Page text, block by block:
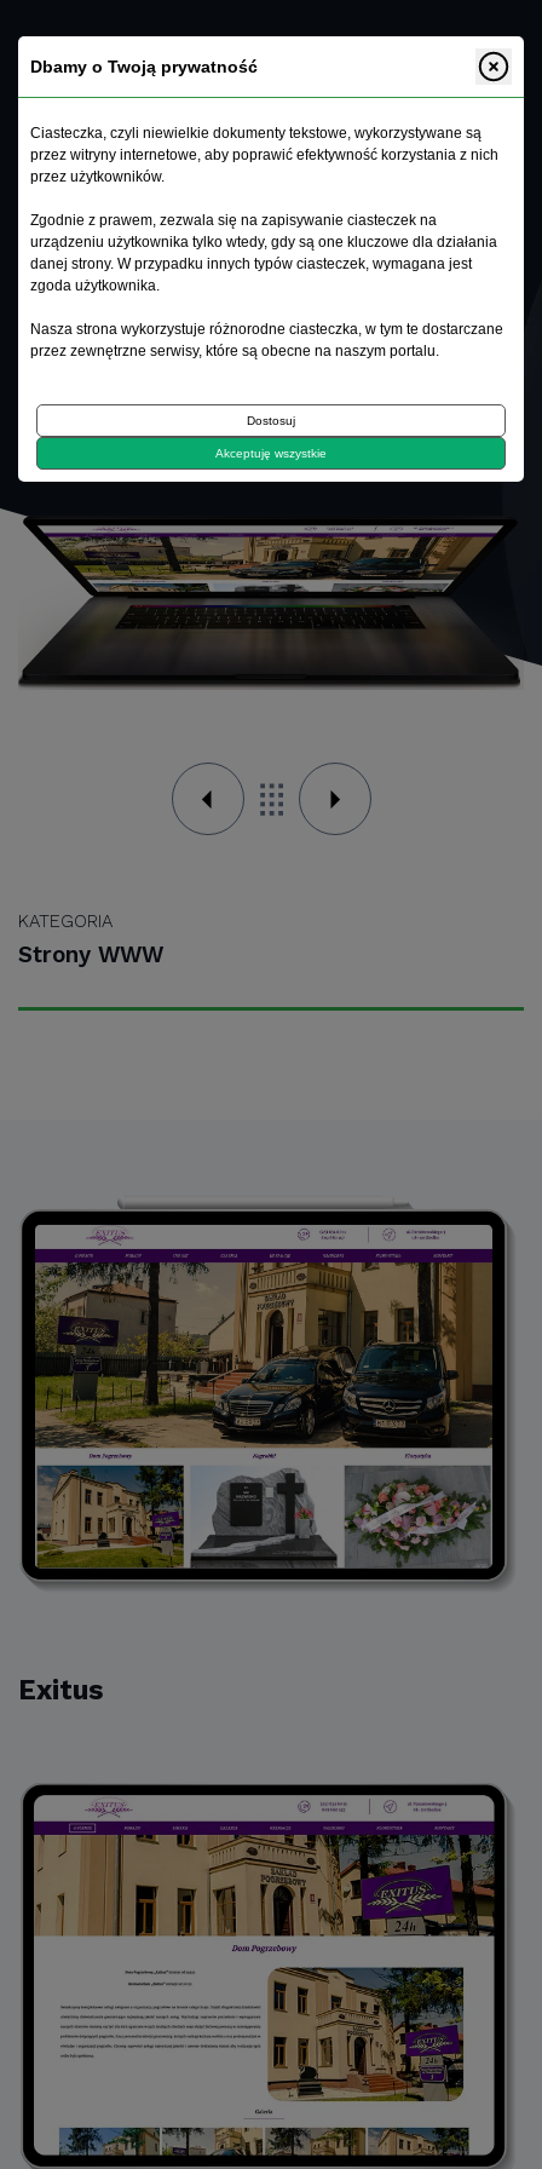
Exitus
CSS3
ONLINE
KATEGORIA
Strony WWW
Exitus
Dbamy o Twoją prywatność
Ciasteczka, czyli niewielkie dokumenty tekstowe, wykorzystywane są
przez witryny internetowe, aby poprawić efektywność korzystania z nich
przez użytkowników.
Zgodnie z prawem, zezwala się na zapisywanie ciasteczek na
urządzeniu użytkownika tylko wtedy, gdy są one kluczowe dla działania
danej strony. W przypadku innych typów ciasteczek, wymagana jest
zgoda użytkownika.
Nasza strona wykorzystuje różnorodne ciasteczka, w tym te dostarczane
przez zewnętrzne serwisy, które są obecne na naszym portalu.
Dostosuj
Akceptuję wszystkie